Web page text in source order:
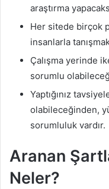
araştırma
Her sitede birçok
insanlarla
Çalışma yerinde
sorumlu
Yaptığınız
olabileceğinden,
sorumluluk vardır.
Aranan
Neler?